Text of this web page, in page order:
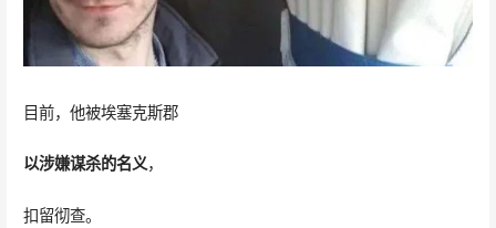
目前，他被埃塞克斯郡
以涉嫌谋杀的名义，
扣留彻查。